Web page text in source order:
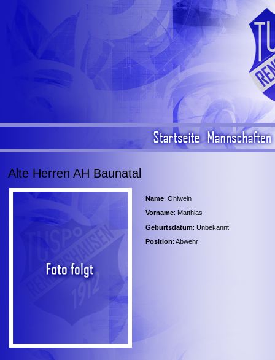
Alte Herren AH Baunatal
Name: Ohlwein
Vorname: Matthias
Geburtsdatum: Unbekannt
Position: Abwehr